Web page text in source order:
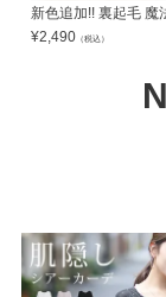
¥2,490 （税込）